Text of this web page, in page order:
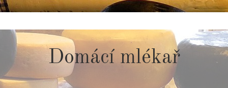
to
content
Domácí mlékař